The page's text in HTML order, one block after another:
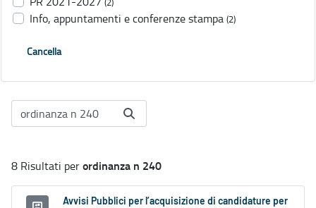
Info, appuntamenti e conferenze stampa (2)
Cancella
8 Risultati perordinanza n 240
Avvisi Pubblici per l’acquisizione di candidature per